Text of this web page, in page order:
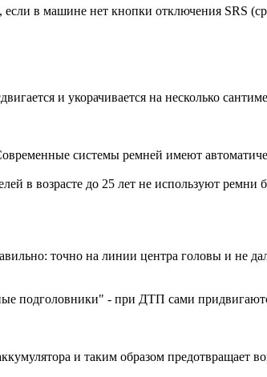
если в машине нет кнопки отключения SRS
и укорачивается на несколько
системы ремней имеют
в возрасте до 25 лет не используют
точно на линии центра головы и не
подголовники" - при ДТП сами
и таким образом предотвращает